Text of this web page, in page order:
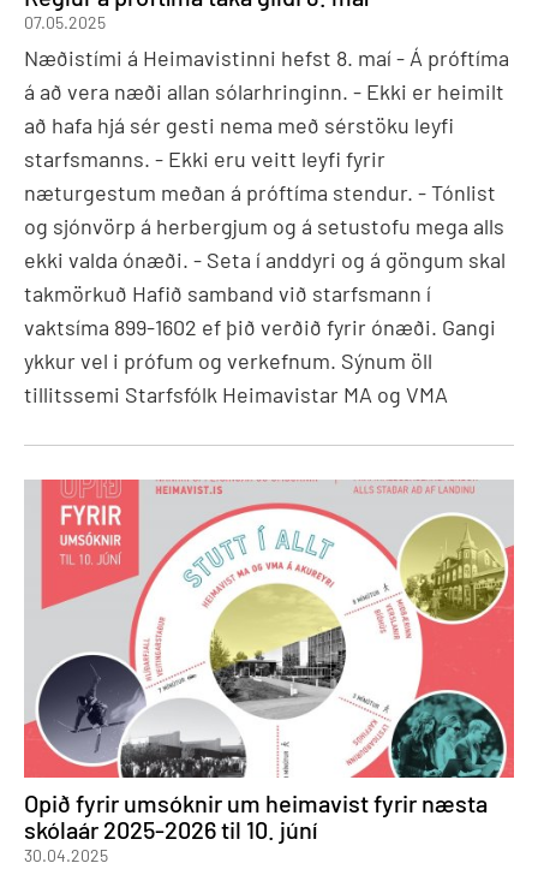
07.05.2025
Næðistími á Heimavistinni hefst 8. maí - Á próftíma
á að vera næði allan sólarhringinn. - Ekki er heimilt
að hafa hjá sér gesti nema með sérstöku leyfi
starfsmanns. - Ekki eru veitt leyfi fyrir
næturgestum meðan á próftíma stendur. - Tónlist
og sjónvörp á herbergjum og á setustofu mega alls
ekki valda ónæði. - Seta í anddyri og á göngum skal
takmörkuð Hafið samband við starfsmann í
vaktsíma 899-1602 ef þið verðið fyrir ónæði. Gangi
ykkur vel i prófum og verkefnum. Sýnum öll
tillitssemi Starfsfólk Heimavistar MA og VMA
Opið fyrir umsóknir um heimavist fyrir næsta
skólaár 2025-2026 til 10. júní
30.04.2025